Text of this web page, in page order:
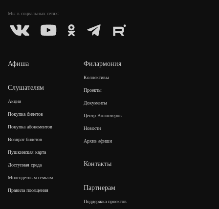
Мы в социальных сетях:
Афиша
Слушателям
Акции
Покупка билетов
Покупка абонементов
Возврат билетов
Пушкинская карта
Доступная среда
Многодетным семьям
Правила посещения
Филармония
Коллективы
Проекты
Документы
Центр Волонтеров
Новости
Архив афиши
Контакты
Партнерам
Поддержка проектов